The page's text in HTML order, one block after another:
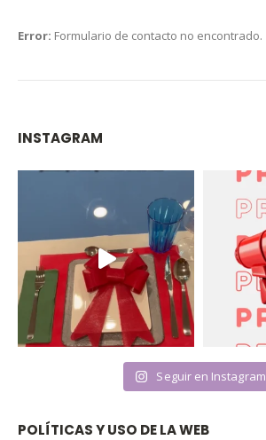
Error: Formulario de contacto no encontrado.
INSTAGRAM
Seguir en Instagram
POLÍTICAS Y USO DE LA WEB